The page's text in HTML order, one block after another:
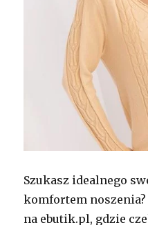
Szukasz idealnego
komfortem
na ebutik.pl, gdzie